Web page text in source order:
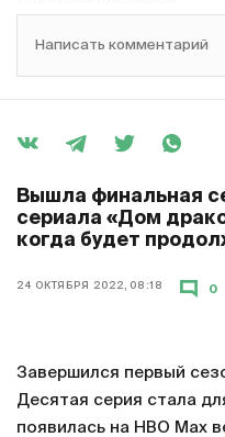
Написать комментарий
Вышла финальная
сериала «Дом
когда будет
24 ОКТЯБРЯ 2022, 08:18 0
Завершился первый
Десятая серия стала
появилась на HBO Max